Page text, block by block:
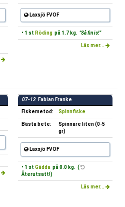
Laxsjö FVOF
• 1 st Röding på 1.7 kg. "Så fin is!"
Läs mer...
07-12 Fabian Franke
Fiskemetod: Spinnfiske
Bästa bete:
Spinnare liten (0-5
gr)
Laxsjö FVOF
• 1 st Gädda på 0.0 kg. (
Återutsatt!)
Läs mer...